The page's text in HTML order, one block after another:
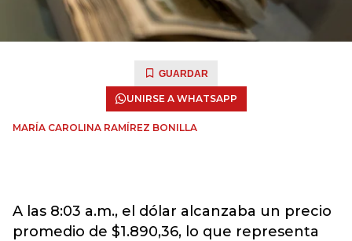
GUARDAR
UNIRSE A WHATSAPP
MARÍA CAROLINA RAMÍREZ BONILLA
A las 8:03 a.m., el dólar alcanzaba un precio
promedio de $1.890,36, lo que representa